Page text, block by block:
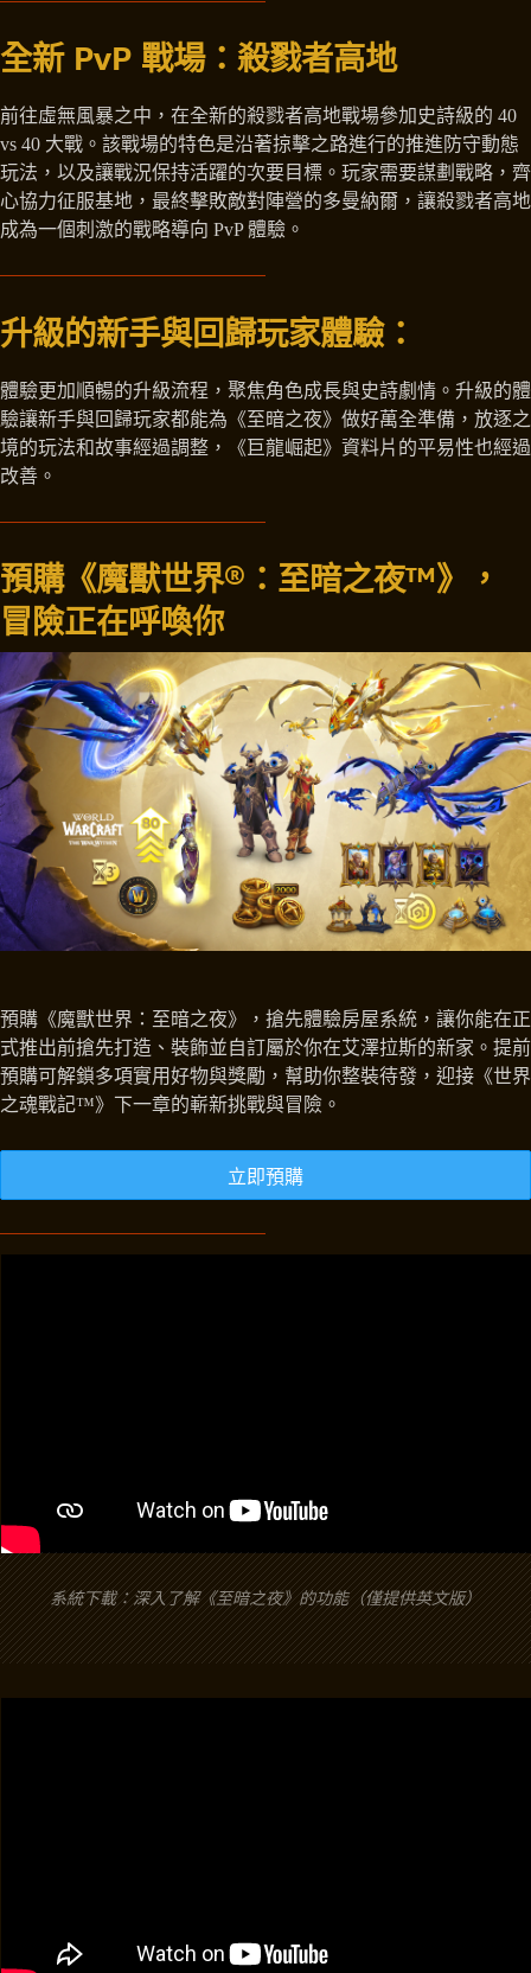
全新 PvP 戰場：殺戮者高地
前往虛無風暴之中，在全新的殺戮者高地戰場參加史詩級的 40
vs 40 大戰。該戰場的特色是沿著掠擊之路進行的推進防守動態
玩法，以及讓戰況保持活躍的次要目標。玩家需要謀劃戰略，齊
心協力征服基地，最終擊敗敵對陣營的多曼納爾，讓殺戮者高地
成為一個刺激的戰略導向 PvP 體驗。
升級的新手與回歸玩家體驗：
體驗更加順暢的升級流程，聚焦角色成長與史詩劇情。升級的體
驗讓新手與回歸玩家都能為《至暗之夜》做好萬全準備，放逐之
境的玩法和故事經過調整，《巨龍崛起》資料片的平易性也經過
改善。
預購《魔獸世界®：至暗之夜™》，
冒險正在呼喚你
預購《魔獸世界：至暗之夜》，搶先體驗房屋系統，讓你能在正
式推出前搶先打造、裝飾並自訂屬於你在艾澤拉斯的新家。提前
預購可解鎖多項實用好物與獎勵，幫助你整裝待發，迎接《世界
之魂戰記™》下一章的嶄新挑戰與冒險。
立即預購
系統下載：深入了解《至暗之夜》的功能（僅提供英文版）